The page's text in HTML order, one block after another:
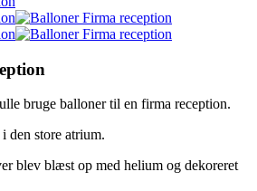
bruge balloner til en firma reception.
den store atrium.
blev blæst op med helium og dekoreret